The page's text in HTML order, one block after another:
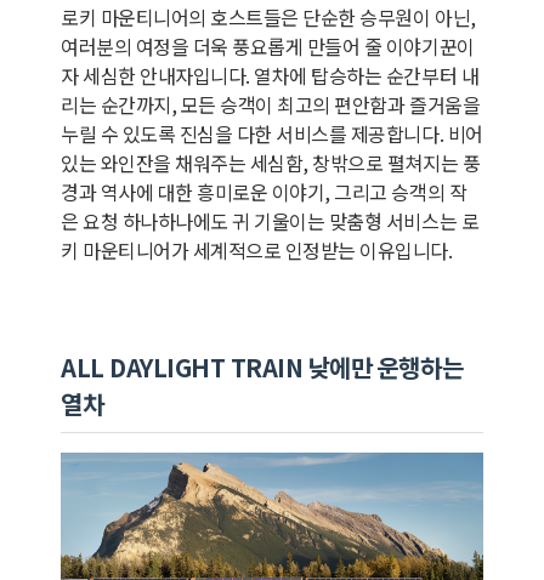
로키 마운티니어의 호스트들은 단순한 승무원이 아닌,
여러분의 여정을 더욱 풍요롭게 만들어 줄 이야기꾼이
자 세심한 안내자입니다. 열차에 탑승하는 순간부터 내
리는 순간까지, 모든 승객이 최고의 편안함과 즐거움을
누릴 수 있도록 진심을 다한 서비스를 제공합니다. 비어
있는 와인잔을 채워주는 세심함, 창밖으로 펼쳐지는 풍
경과 역사에 대한 흥미로운 이야기, 그리고 승객의 작
은 요청 하나하나에도 귀 기울이는 맞춤형 서비스는 로
키 마운티니어가 세계적으로 인정받는 이유입니다.
ALL DAYLIGHT TRAIN 낮에만 운행하는
열차